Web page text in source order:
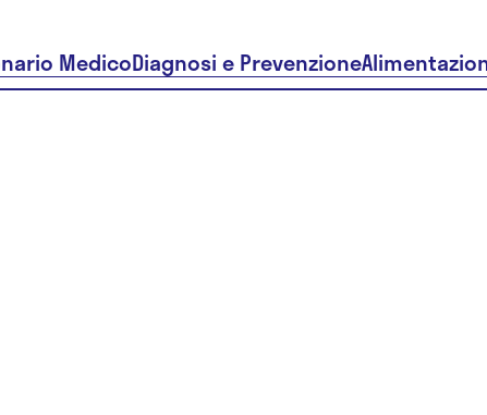
MedicoDiagnosi e Prevenzione